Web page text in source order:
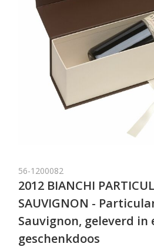
56-1200082
2012 BIANCHI
SAUVIGNON -
Sauvignon, geleverd in
geschenkdoos